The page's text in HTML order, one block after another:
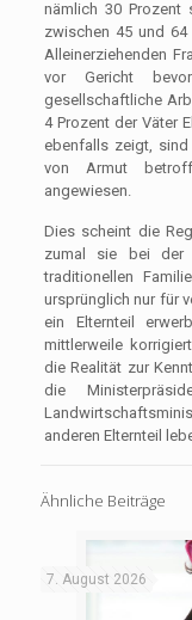
nämlich 30
zwischen 45 und
Alleinerziehenden
vor Gericht
gesellschaftliche
4 Prozent der Väter
ebenfalls zeigt, sind
von Armut
angewiesen.
Dies scheint die
zumal sie bei der
traditionellen
ursprünglich nur für
ein Elternteil
mittlerweile
die Realität zur
die
anderen Elternteil
Ähnliche Beiträge
7. August 2026